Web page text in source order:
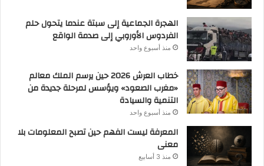
الهجرة الجماعية إلى سبتة عندما يتحول حلم
الفردوس الأوروبي إلى صدمة الواقع
منذ أسبوع واحد
خطاب العرش 2026 حين يرسم الملك معالم
«مغرب الصعود» ويؤسس لمرحلة جديدة من
التنمية والسيادة
منذ أسبوع واحد
المعرفة ليست الفهم حين تصبح المعلومات بلا
معنى
منذ 3 أسابيع